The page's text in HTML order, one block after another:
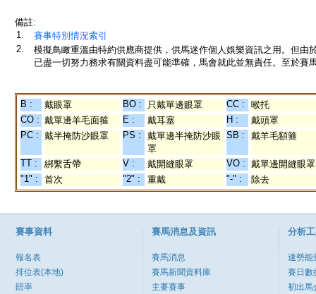
備註:
1.
賽事特別情況索引
2.
模擬鳥瞰重溫由特約供應商提供，供馬迷作個人娛樂資訊之用。但
已盡一切努力務求有關資料盡可能準確，馬會就此並無責任。至於賽
B : 戴眼罩 BO : 只戴單邊眼罩 CC :
喉托
CO : 戴單邊羊毛面箍 E : 戴耳塞 H :
戴頭罩
PC : 戴半掩防沙眼罩 PS :
戴單邊半掩防沙眼
罩
SB : 戴羊毛額箍
TT : 綁繫舌帶 V : 戴開縫眼罩 VO : 戴單邊開縫眼罩
"1" :
首次 "2" : 重戴 "-" : 除去
賽事資料
報名表
排位表(本地)
賠率
賽馬消息及資訊
賽馬消息
賽馬新聞資料庫
主要賽事
分析
速勢能
賽日數
初出馬